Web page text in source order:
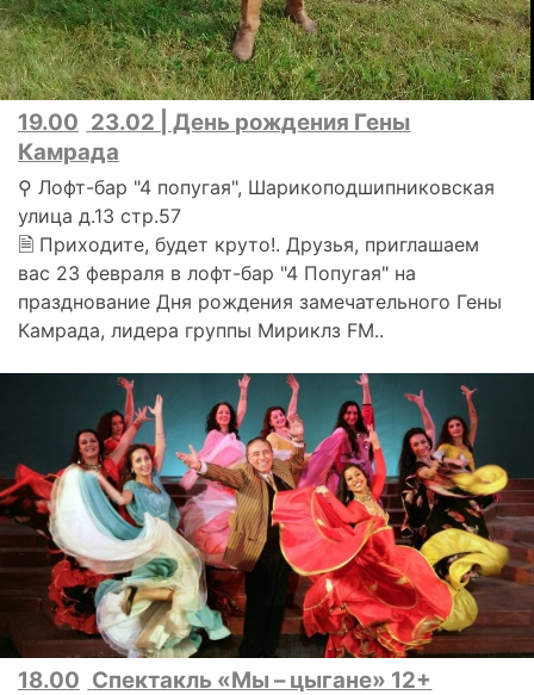
19.00 23.02 | День рождения Гены
Камрада
⚲ Лофт-бар "4 попугая", Шарикоподшипниковская
улица д.13 стр.57
🗎 Приходите, будет круто!. Друзья, приглашаем
вас 23 февраля в лофт-бар "4 Попугая" на
празднование Дня рождения замечательного Гены
Камрада, лидера группы Мириклз FM..
18.00 Спектакль «Мы – цыгане» 12+